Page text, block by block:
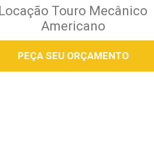
Locação Touro Mecânico
Americano
PEÇA SEU ORÇAMENTO